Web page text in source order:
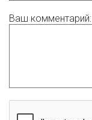
Ваш комментарий: